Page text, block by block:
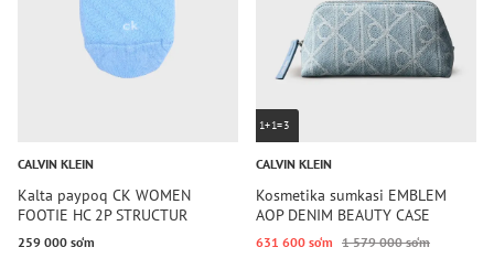
CALVIN KLEIN
Kalta paypoq CK WOMEN
FOOTIE HC 2P STRUCTUR
259 000 so‘m
1+1=3
CALVIN KLEIN
Kosmetika sumkasi EMBLEM
AOP DENIM BEAUTY CASE
631 600 so‘m 1 579 000 so‘m